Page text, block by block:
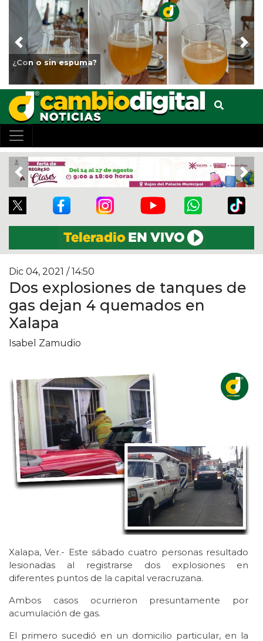
Fortalece Ayuntamiento de Veracruz
animales del Parque Miguel Ángel de
Previous
Previous
Dic 04, 2021 / 14:50
Dos explosiones de tanques de
gas dejan 4 quemados en
Xalapa
Isabel Zamudio
Xalapa, Ver.- Este sábado cuatro personas resultado
lesionadas al registrarse dos explosiones en
diferentes puntos de la capital veracruzana.
Ambos casos ocurrieron presuntamente por
acumulación de gas.
El primero sucedió en un domicilio particular, en la